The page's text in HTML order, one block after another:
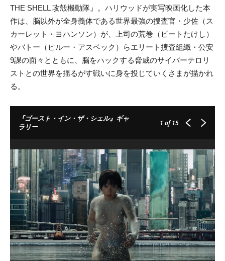
THE SHELL 攻殻機動隊』。ハリウッドが実写映画化した本
作は、脳以外が全身義体である世界最強の捜査官・少佐（ス
カーレット・ヨハンソン）が、上司の荒巻（ビートたけし）
やバトー（ピルー・アスベック）らエリート捜査組織・公安
9課の面々とともに、脳をハックする脅威のサイバーテロリ
ストとの世界を揺るがす戦いに身を投じていくさまが描かれ
る。
『ゴースト・イン・ザ・シェル』ギャ
ラリー
1 of 15